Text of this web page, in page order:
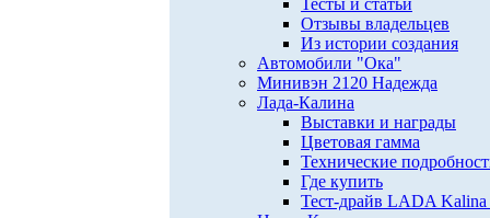
Тесты и статьи
Отзывы владельцев
Из истории создания
Автомобили "Ока"
Минивэн 2120 Надежда
Лада-Калина
Выставки и награды
Цветовая гамма
Технические
Где купить
Тест-драйв LADA Kalina